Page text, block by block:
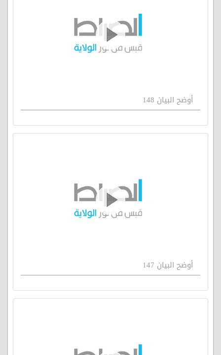
أوضح البيان 148
أوضح البيان 147